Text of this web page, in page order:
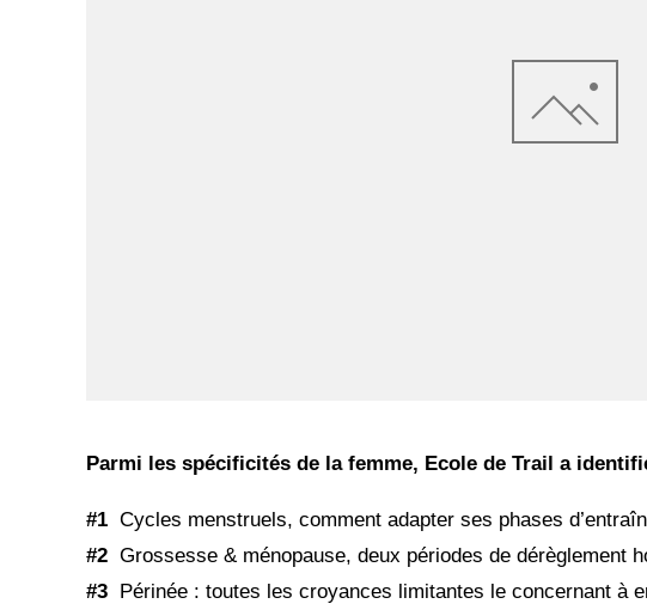
Parmi les spécificités de la femme, Ecole de Trail a
#1 Cycles menstruels, comment adapter ses phases d’
#2 Grossesse & ménopause, deux périodes de dérèglement
#3 Périnée : toutes les croyances limitantes le concernant à